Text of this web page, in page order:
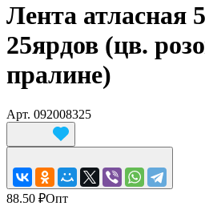
Лента атласная
25ярдов (цв.
пралине)
Арт. 092008325
88.50 ₽Опт